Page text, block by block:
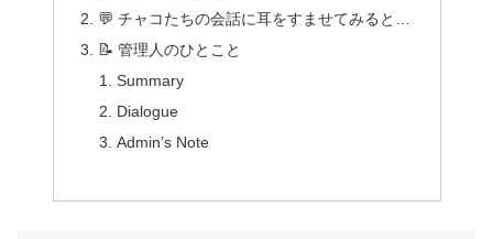
💬 チャコたちの会話に耳をすませてみると…
📝 管理人のひとこと
Summary
Dialogue
Admin’s Note